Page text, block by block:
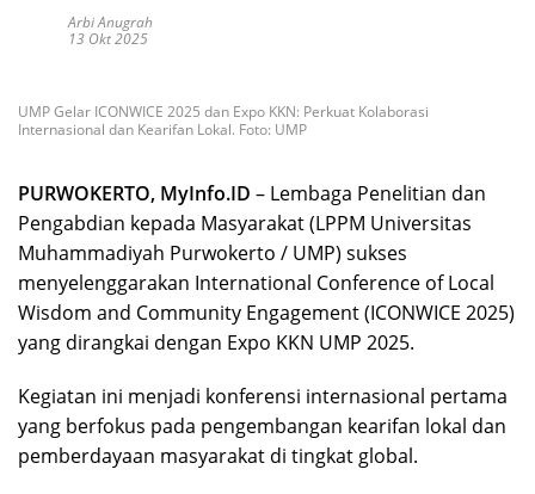
Arbi Anugrah
13 Okt 2025
UMP Gelar ICONWICE 2025 dan Expo KKN: Perkuat Kolaborasi
Internasional dan Kearifan Lokal. Foto: UMP
PURWOKERTO, MyInfo.ID – Lembaga Penelitian dan
Pengabdian kepada Masyarakat (LPPM Universitas
Muhammadiyah Purwokerto / UMP) sukses
menyelenggarakan International Conference of Local
Wisdom and Community Engagement (ICONWICE 2025)
yang dirangkai dengan Expo KKN UMP 2025.
Kegiatan ini menjadi konferensi internasional pertama
yang berfokus pada pengembangan kearifan lokal dan
pemberdayaan masyarakat di tingkat global.